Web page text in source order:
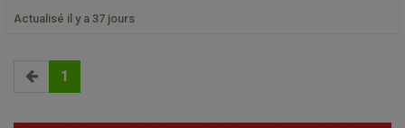
Actualisé il y a 37 jours
1